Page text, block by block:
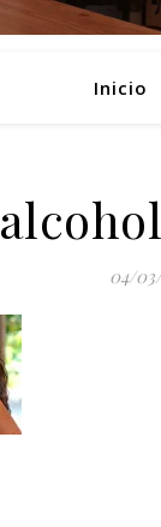
Inicio
04/